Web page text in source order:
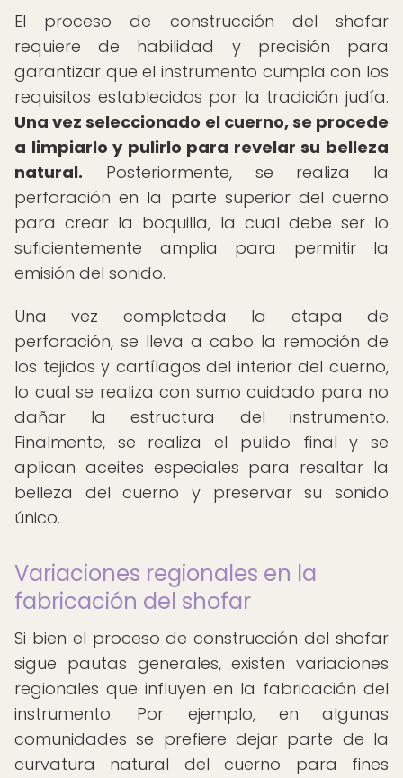
El proceso de construcción del shofar
requiere de habilidad y precisión para
garantizar que el instrumento cumpla con los
requisitos establecidos por la tradición judía.
Una vez seleccionado el cuerno, se procede
a limpiarlo y pulirlo para revelar su belleza
natural. Posteriormente, se realiza la
perforación en la parte superior del cuerno
para crear la boquilla, la cual debe ser lo
suficientemente amplia para permitir la
emisión del sonido.
Una vez completada la etapa de
perforación, se lleva a cabo la remoción de
los tejidos y cartílagos del interior del cuerno,
lo cual se realiza con sumo cuidado para no
dañar la estructura del instrumento.
Finalmente, se realiza el pulido final y se
aplican aceites especiales para resaltar la
belleza del cuerno y preservar su sonido
único.
Variaciones regionales en la
fabricación del shofar
Si bien el proceso de construcción del shofar
sigue pautas generales, existen variaciones
regionales que influyen en la fabricación del
instrumento. Por ejemplo, en algunas
comunidades se prefiere dejar parte de la
curvatura natural del cuerno para fines